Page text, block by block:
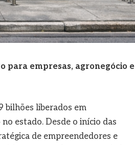
para empresas, agronegócio e
bilhões liberados em
estado. Desde o início das
de empreendedores e